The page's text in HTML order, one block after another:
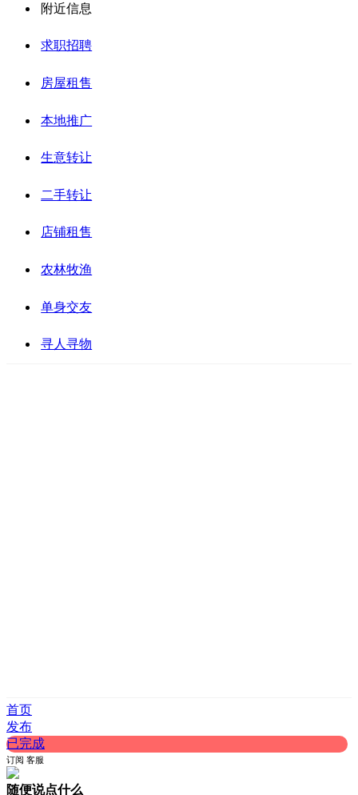
附近信息
求职招聘
房屋租售
本地推广
生意转让
二手转让
店铺租售
农林牧渔
单身交友
寻人寻物
首页
发布
已完成
订阅 客服
随便说点什么